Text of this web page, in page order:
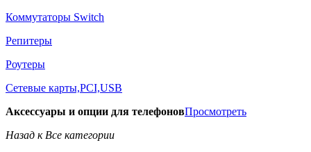
Коммутаторы Switch
Репитеры
Роутеры
Сетевые карты,PCI,USB
Аксессуары и опции для телефоновПросмотреть
Назад к Все категории